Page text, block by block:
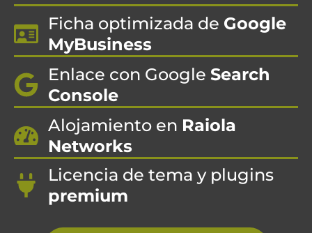
Ficha optimizada de Google
MyBusiness
Enlace con Google Search
Console
Alojamiento en Raiola
Networks
Licencia de tema y plugins
premium